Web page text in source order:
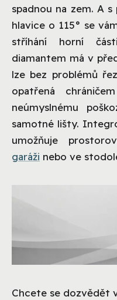
spadnou na zem. A
hlavice o 115° se
stříhání horní
diamantem má v
lze bez problémů
opatřená
neúmyslnému
samotné lišty.
umožňuje
garáži nebo ve
Chcete se dozvědět